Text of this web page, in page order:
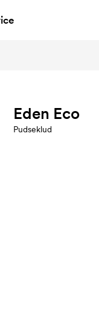
Eden Eco
Pudseklud